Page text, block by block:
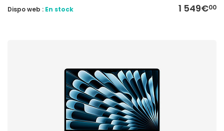
1 549€00
Dispo web : En stock